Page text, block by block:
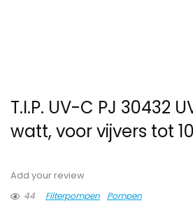
T.I.P. UV-C PJ 30432
watt, voor vijvers tot
Add your review
44
Filterpompen Pompen